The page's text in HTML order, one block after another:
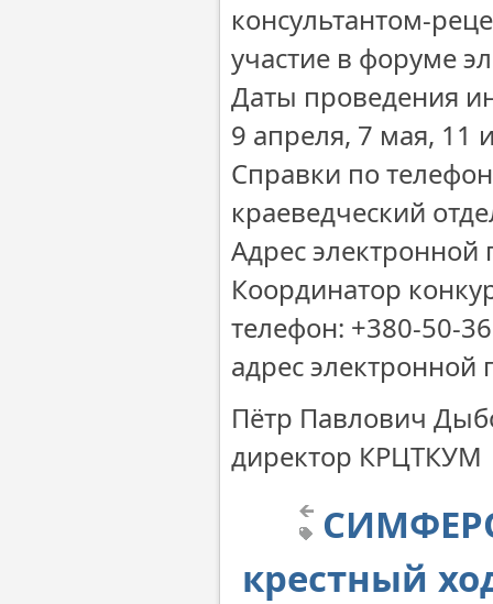
консультантом-
участие в форуме
Даты проведения
9 апреля, 7 мая, 11
Справки по
краеведческий
Адрес
Координатор
телефон: +380-50-
адрес
Пётр Павлович
директор КРЦТКУМ
крестный